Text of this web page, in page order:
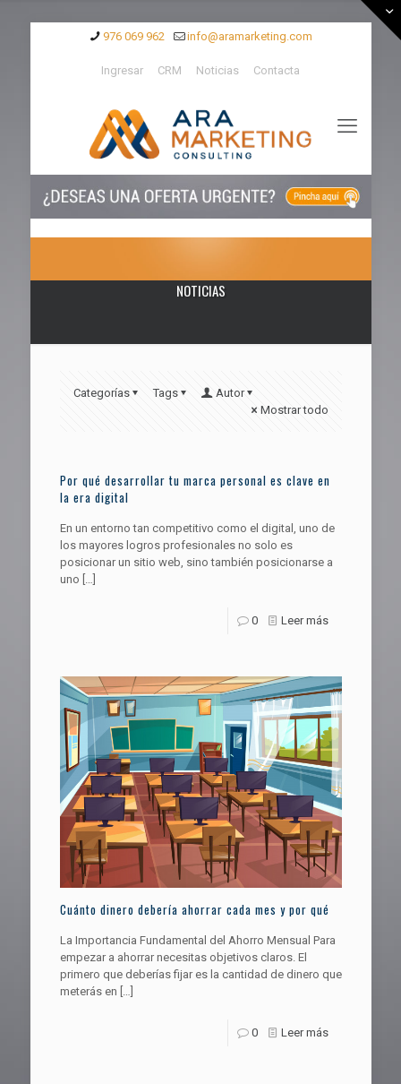
976 069 962 info@aramarketing.com
Ingresar CRM Noticias Contacta
NOTICIAS
Categorías Tags
Autor
Mostrar todo
Por qué desarrollar tu marca personal es clave en
la era digital
En un entorno tan competitivo como el digital, uno de
los mayores logros profesionales no solo es
posicionar un sitio web, sino también posicionarse a
uno […]
0 Leer más
Cuánto dinero debería ahorrar cada mes y por qué
La Importancia Fundamental del Ahorro Mensual Para
empezar a ahorrar necesitas objetivos claros. El
primero que deberías fijar es la cantidad de dinero que
meterás en […]
0 Leer más